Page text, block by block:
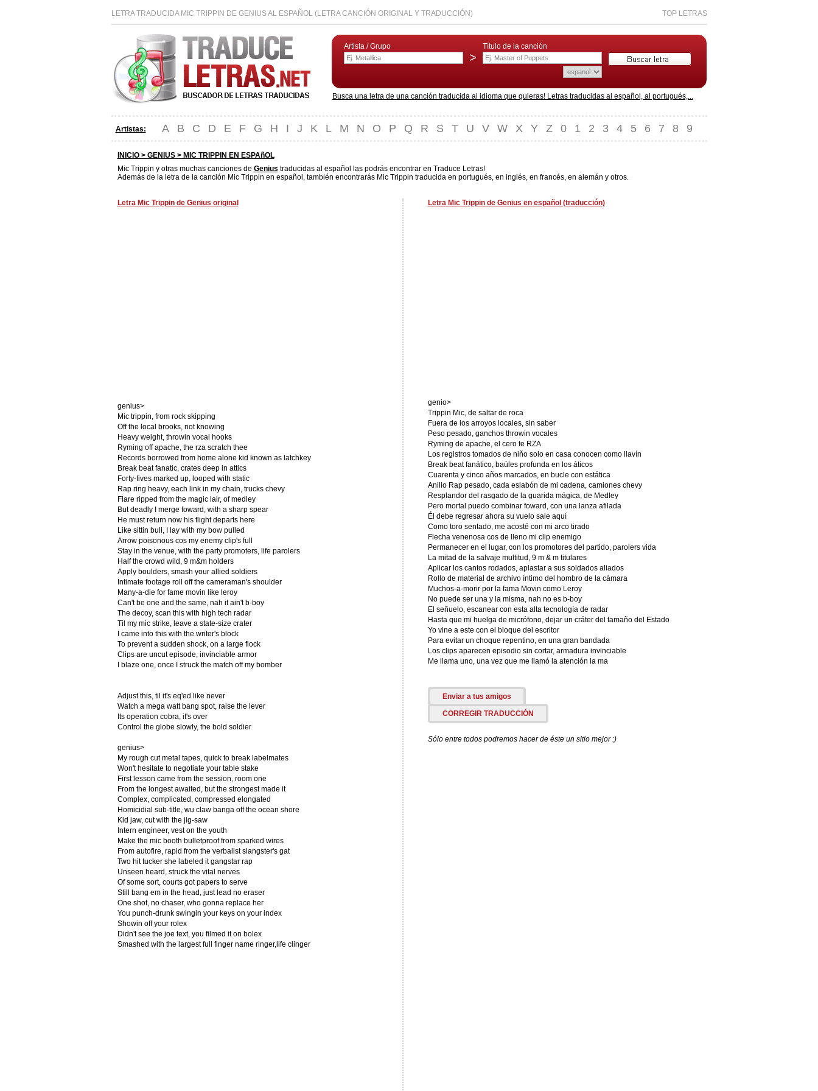
LETRA TRADUCIDA MIC TRIPPIN DE GENIUS AL ESPAÑOL (LETRA CANCIÓN ORIGINAL Y TRADUCCIÓN) TOP LETRAS
Artista / Grupo
>
Título de la canción
Busca una letra de una canción traducida al idioma que quieras! Letras traducidas al español, al portugués,...
Artistas: A B C D E F G H I J K L M N O P Q R S T U V W X Y Z 0 1 2 3 4 5 6 7 8 9
INICIO > GENIUS> MIC TRIPPIN EN ESPAñOL
Mic Trippin y otras muchas canciones de Genius traducidas al español las podrás encontrar en Traduce Letras!
Además de la letra de la canción Mic Trippin en español, también encontrarás Mic Trippin traducida en portugués, en inglés, en francés, en alemán y otros.
Letra Mic Trippin de Genius original
genius>
Mic trippin, from rock skipping
Off the local brooks, not knowing
Heavy weight, throwin vocal hooks
Ryming off apache, the rza scratch thee
Records borrowed from home alone kid known as latchkey
Break beat fanatic, crates deep in attics
Forty-fives marked up, looped with static
Rap ring heavy, each link in my chain, trucks chevy
Flare ripped from the magic lair, of medley
But deadly I merge foward, with a sharp spear
He must return now his flight departs here
Like sittin bull, I lay with my bow pulled
Arrow poisonous cos my enemy clip's full
Stay in the venue, with the party promoters, life parolers
Half the crowd wild, 9 m&m holders
Apply boulders, smash your allied soldiers
Intimate footage roll off the cameraman's shoulder
Many-a-die for fame movin like leroy
Can't be one and the same, nah it ain't b-boy
The decoy, scan this with high tech radar
Til my mic strike, leave a state-size crater
I came into this with the writer's block
To prevent a sudden shock, on a large flock
Clips are uncut episode, invinciable armor
I blaze one, once I struck the match off my bomber
Adjust this, til it's eq'ed like never
Watch a mega watt bang spot, raise the lever
Its operation cobra, it's over
Control the globe slowly, the bold soldier
genius>
My rough cut metal tapes, quick to break labelmates
Won't hesitate to negotiate your table stake
First lesson came from the session, room one
From the longest awaited, but the strongest made it
Complex, complicated, compressed elongated
Homicidial sub-title, wu claw banga off the ocean shore
Kid jaw, cut with the jig-saw
Intern engineer, vest on the youth
Make the mic booth bulletproof from sparked wires
From autofire, rapid from the verbalist slangster's gat
Two hit tucker she labeled it gangstar rap
Unseen heard, struck the vital nerves
Of some sort, courts got papers to serve
Still bang em in the head, just lead no eraser
One shot, no chaser, who gonna replace her
You punch-drunk swingin your keys on your index
Showin off your rolex
Didn't see the joe text, you filmed it on bolex
Smashed with the largest full finger name ringer,life clinger
Letra Mic Trippin de Genius en español (traducción)
genio>
Trippin Mic, de saltar de roca
Fuera de los arroyos locales, sin saber
Peso pesado, ganchos throwin vocales
Ryming de apache, el cero te RZA
Los registros tomados de niño solo en casa conocen como llavín
Break beat fanático, baúles profunda en los áticos
Cuarenta y cinco años marcados, en bucle con estática
Anillo Rap pesado, cada eslabón de mi cadena, camiones chevy
Resplandor del rasgado de la guarida mágica, de Medley
Pero mortal puedo combinar foward, con una lanza afilada
Él debe regresar ahora su vuelo sale aquí
Como toro sentado, me acosté con mi arco tirado
Flecha venenosa cos de lleno mi clip enemigo
Permanecer en el lugar, con los promotores del partido, parolers vida
La mitad de la salvaje multitud, 9 m & m titulares
Aplicar los cantos rodados, aplastar a sus soldados aliados
Rollo de material de archivo íntimo del hombro de la cámara
Muchos-a-morir por la fama Movin como Leroy
No puede ser una y la misma, nah no es b-boy
El señuelo, escanear con esta alta tecnología de radar
Hasta que mi huelga de micrófono, dejar un cráter del tamaño del Estado
Yo vine a este con el bloque del escritor
Para evitar un choque repentino, en una gran bandada
Los clips aparecen episodio sin cortar, armadura invinciable
Me llama uno, una vez que me llamó la atención la ma
Enviar a tus amigos
CORREGIR TRADUCCIÓN
Sólo entre todos podremos hacer de éste un sitio mejor :)